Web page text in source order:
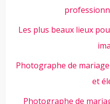
Les plus beaux lieux
Photographe de
et
Photographe de